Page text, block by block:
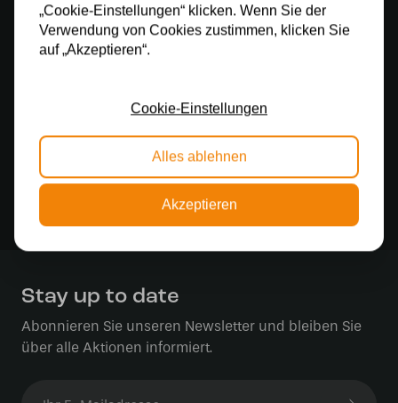
Stimmungsvoller Showroom
500 m2 großes Lampengeschäft in Rijssen
Kostenloser Versand in Deutschland ab 99 €
Kostenlose Lichtquellen
Die Bestellung umfasst die Lichtquelle
Sichere Online-Zahlung
Sichere Zahlung im Anschluss mit Klarna
„Cookie-Einstellungen“ klicken. Wenn Sie der
Verwendung von Cookies zustimmen, klicken Sie
auf „Akzeptieren“.
Cookie-Einstellungen
Alles ablehnen
Akzeptieren
Stay up to date
Abonnieren Sie unseren Newsletter und bleiben Sie
über alle Aktionen informiert.